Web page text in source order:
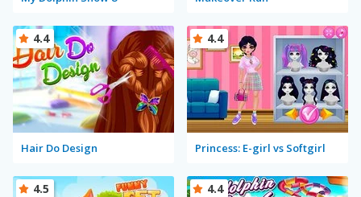
Hair Do Design
4.4
Princess: E-girl vs Softgirl
4.4
4.5 4.4